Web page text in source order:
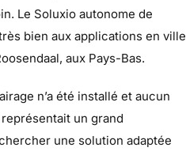
Le Soluxio autonome de
bien aux applications en ville
aux Pays-Bas.
n’a été installé et aucun
un grand
une solution adaptée